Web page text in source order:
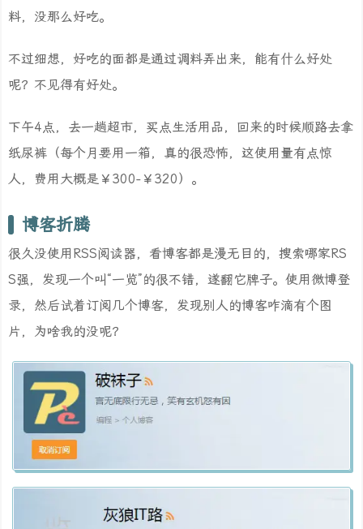
料，没那么好吃。
不过细想，好吃的面都是通过调料弄出来，能有什么好处
呢？不见得有好处。
下午4点，去一趟超市，买点生活用品，回来的时候顺路去拿
纸尿裤（每个月要用一箱，真的很恐怖，这使用量有点惊
人，费用大概是￥300-￥320）。
博客折腾
很久没使用RSS阅读器，看博客都是漫无目的，搜索哪家RS
S强，发现一个叫“一览”的很不错，遂翻它牌子。使用微博登
录，然后试着订阅几个博客，发现别人的博客咋滴有个图
片，为啥我的没呢？